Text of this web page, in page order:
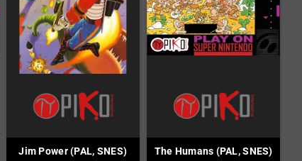
Jim Power (PAL, SNES) The Humans (PAL, SNES)